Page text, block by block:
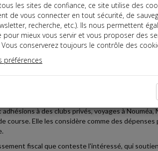
07-01
RALLYES, VOYAGES EN
d'un contrôle fiscal, l'administration remet en
adhésions à des clubs privés, voyages à
course. Elle les considère comme des
fiscal que conteste l'intéressé, qui
les sites de confiance, ce site utilise des
de vous connecter en tout sécurité, de
recherche, etc.). Ils nous permettent
pour mieux vous servir et vous proposer des
conserverez toujours le contrôle des
préférences